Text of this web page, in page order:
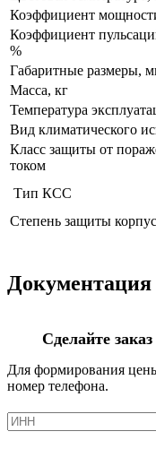
Коэффициент
Коэффициент
%
Габаритные размеры,
Масса, кг
Температура
Вид климатического
Класс защиты от
током
Тип КСС
Степень защиты
Документация
Сделайте
Для формирования
номер телефона.